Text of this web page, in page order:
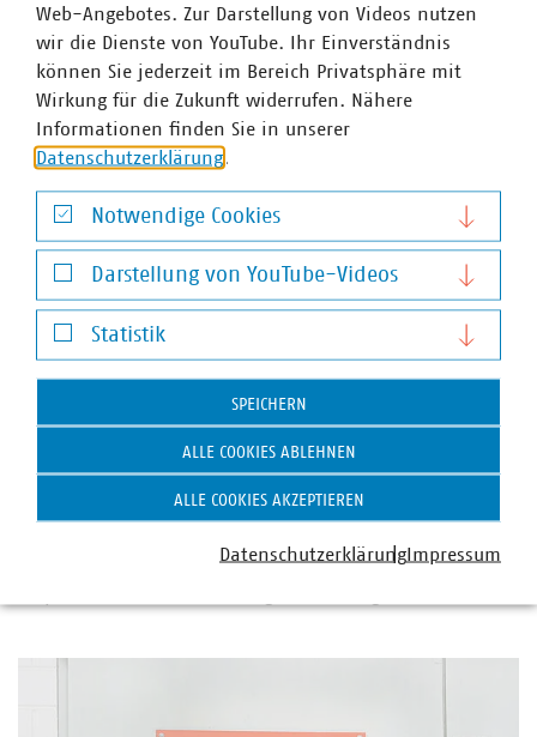
Anstrengungen, die eine Outdoortätigkeit ausüben –
etwa Müllwerker, Straßenreiniger oder Bauhofmitarbeiter.
Plakat aktualisiert
Arbeitshilfe/Erläuterungen zu Tätigkeiten mit
gefährlichen Abfällen
Gesundheitsschutz“ überarbeitete Plakat zum Umgang
mit verschiedenen gefährlichen Abfällen beschreibt in
übersichtlicher Form Gefahrenquellen gefährlicher
Abfälle, wie sie in kommunalen…
BAuA-Ratgeber zur Gefährdungsbeurteilung
Die Gefährdungsbeurteilung ist das zentrale Element im
betrieblichen Arbeitsschutz. Nach dem
"Grundsätze der Prävention" sind alle Arbeitgeber dazu
Web-Angebotes. Zur Darstellung von Videos nutzen
wir die Dienste von YouTube. Ihr Einverständnis
können Sie jederzeit im Bereich Privatsphäre mit
Wirkung für die Zukunft widerrufen. Nähere
Informationen finden Sie in unserer
Datenschutzerklärung
Notwendige Cookies
Notwendige Cookies
Darstellung von YouTube-Videos
Darstellung von YouTube-Videos
Statistik
Statistik
SPEICHERN
ALLE COOKIES ABLEHNEN
ALLE COOKIES AKZEPTIEREN
DatenschutzerklärungImpressum